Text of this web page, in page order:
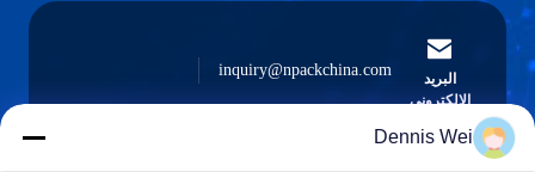
البريد
الإلكتروني
inquiry@npackchina.com
Dennis Wei